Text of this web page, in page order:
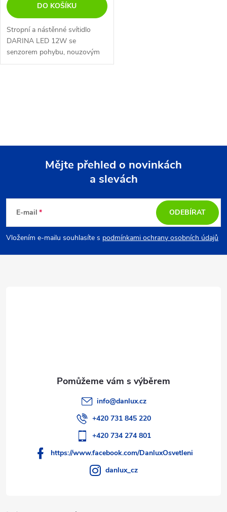
DO KOŠÍKU
Stropní a nástěnné svítidlo
DARINA LED 12W se
senzorem pohybu, nouzovým
modulem a plastovým kulatým
a
í
p
p
a
Mějte přehled o novinkách
a slevách
E-mail
Vložením e-mailu souhlasíte s podmínkami ochrany osobních údajů
ODEBÍRAT
info@danlux.cz
+420 731 845 220
+420 734 274 801
https://www.facebook.com/DanluxOsvetleni
danlux_cz